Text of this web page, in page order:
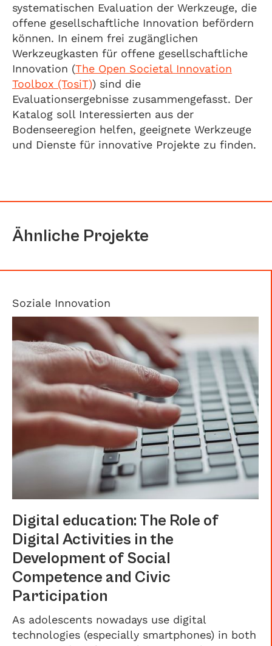
systematischen Evaluation der Werkzeuge, die
offene gesellschaftliche Innovation befördern
können. In einem frei zugänglichen
Werkzeugkasten für offene gesellschaftliche
Innovation (The Open Societal Innovation
Toolbox (TosiT)) sind die
Evaluationsergebnisse zusammengefasst. Der
Katalog soll Interessierten aus der
Bodenseeregion helfen, geeignete Werkzeuge
und Dienste für innovative Projekte zu finden.
Ähnliche Projekte
Soziale Innovation
Digital education: The Role of
Digital Activities in the
Development of Social
Competence and Civic
Participation
As adolescents nowadays use digital
technologies (especially smartphones) in both